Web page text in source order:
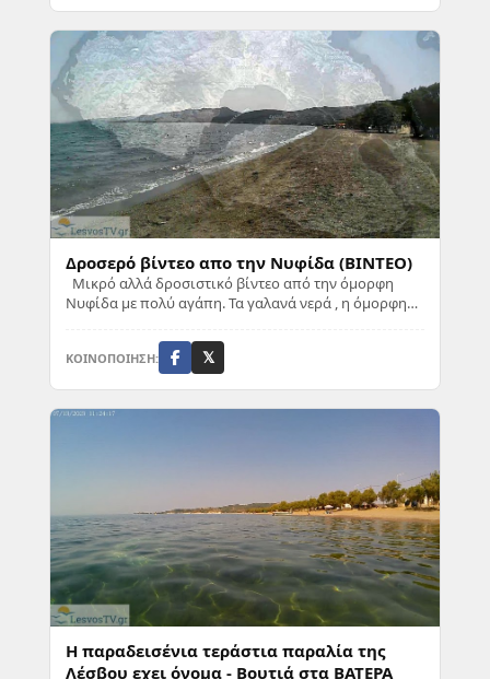
Δροσερό βίντεο απο την Νυφίδα (ΒΙΝΤΕΟ)
Μικρό αλλά δροσιστικό βίντεο από την όμορφη
Νυφίδα με πολύ αγάπη. Τα γαλανά νερά , η όμορφη
ΚΟΙΝΟΠΟΙΗΣΗ: 𝕏
Η παραδεισένια τεράστια παραλία της
Λέσβου εχει όνομα - Βουτιά στα ΒΑΤΕΡΑ